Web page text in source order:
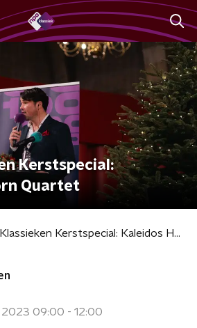
Kerstspecial:
Quartet
De Klassieken Kerstspecial: Kaleidos Horn Quartet
2023 09:00 - 12:00